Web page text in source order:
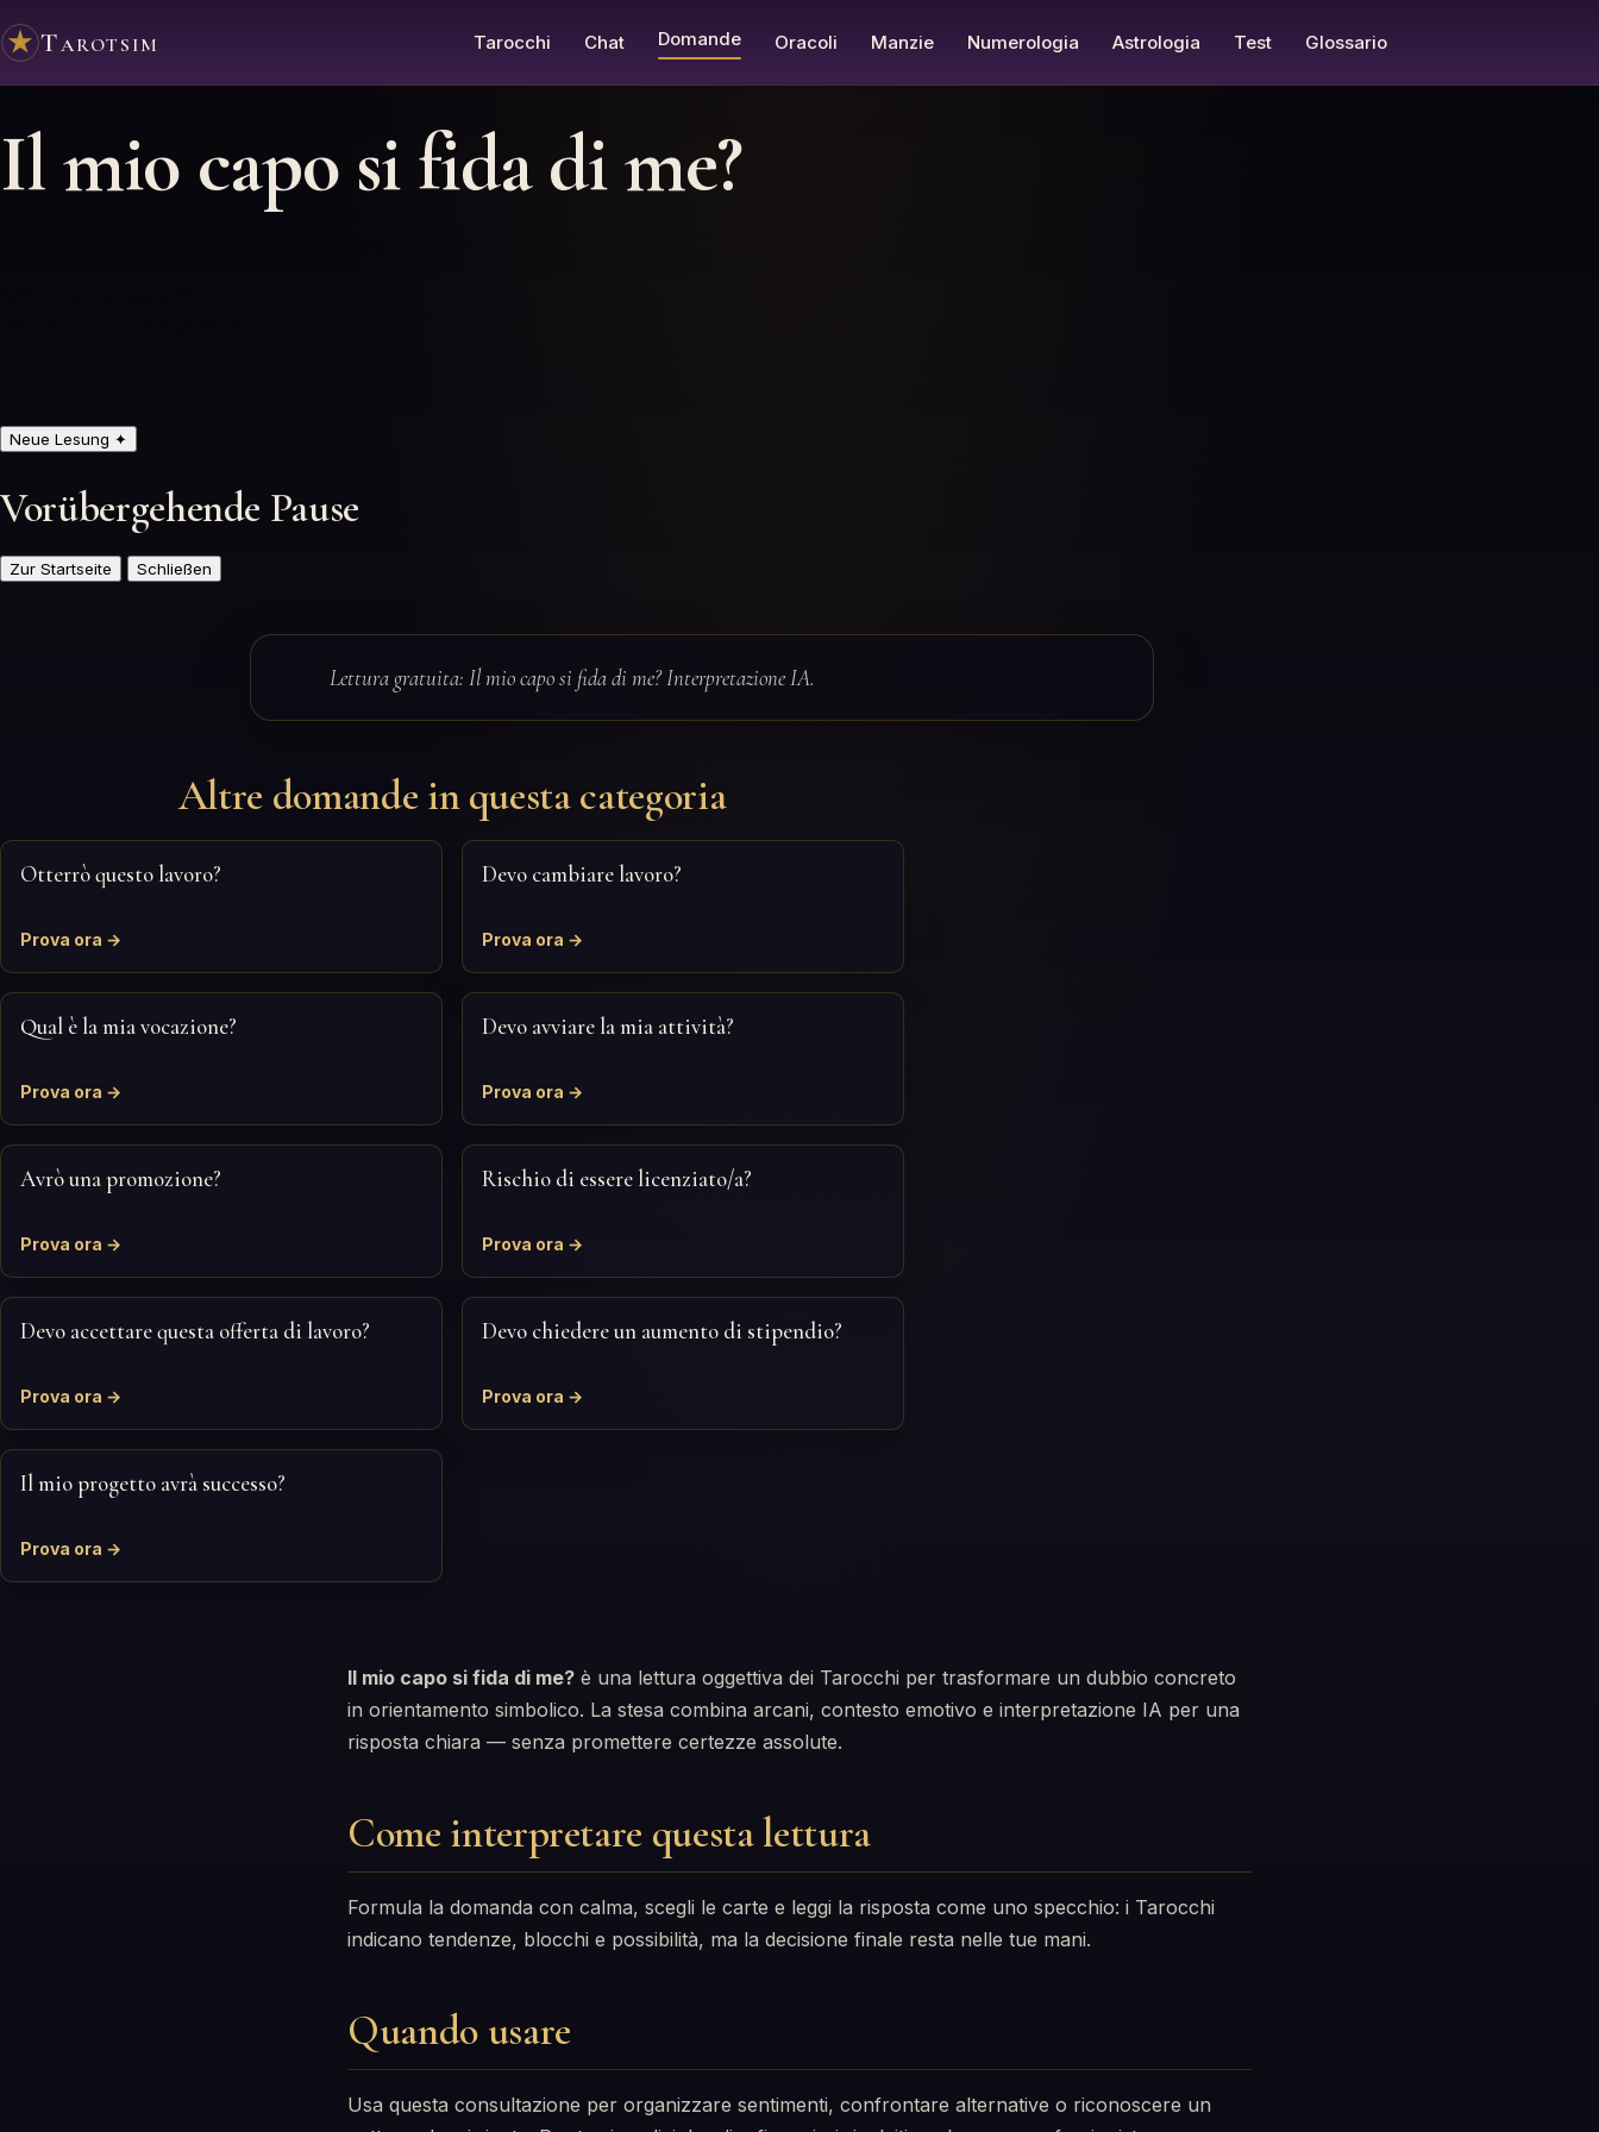
Tarotsim Tarocchi Chat Domande Oracoli Manzie Numerologia Astrologia Test Glossario
Il mio capo si fida di me?
Neue Lesung ✦
Vorübergehende Pause
Zur Startseite Schließen
Lettura gratuita: Il mio capo si fida di me? Interpretazione IA.
Altre domande in questa categoria
Otterrò questo lavoro?
Prova ora →
Devo cambiare lavoro?
Prova ora →
Qual è la mia vocazione?
Prova ora →
Devo avviare la mia attività?
Prova ora →
Avrò una promozione?
Prova ora →
Rischio di essere licenziato/a?
Prova ora →
Devo accettare questa offerta di lavoro?
Prova ora →
Devo chiedere un aumento di stipendio?
Prova ora →
Il mio progetto avrà successo?
Prova ora →
Il mio capo si fida di me? è una lettura oggettiva dei Tarocchi per trasformare un dubbio concreto
in orientamento simbolico. La stesa combina arcani, contesto emotivo e interpretazione IA per una
risposta chiara — senza promettere certezze assolute.
Come interpretare questa lettura
Formula la domanda con calma, scegli le carte e leggi la risposta come uno specchio: i Tarocchi
indicano tendenze, blocchi e possibilità, ma la decisione finale resta nelle tue mani.
Quando usare
Usa questa consultazione per organizzare sentimenti, confrontare alternative o riconoscere un